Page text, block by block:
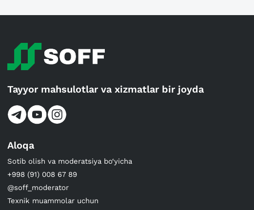
Tayyor mahsulotlar va xizmatlar bir joyda
Aloqa
Sotib olish va moderatsiya bo‘yicha
+998 (91) 008 67 89
@soff_moderator
Texnik muammolar uchun